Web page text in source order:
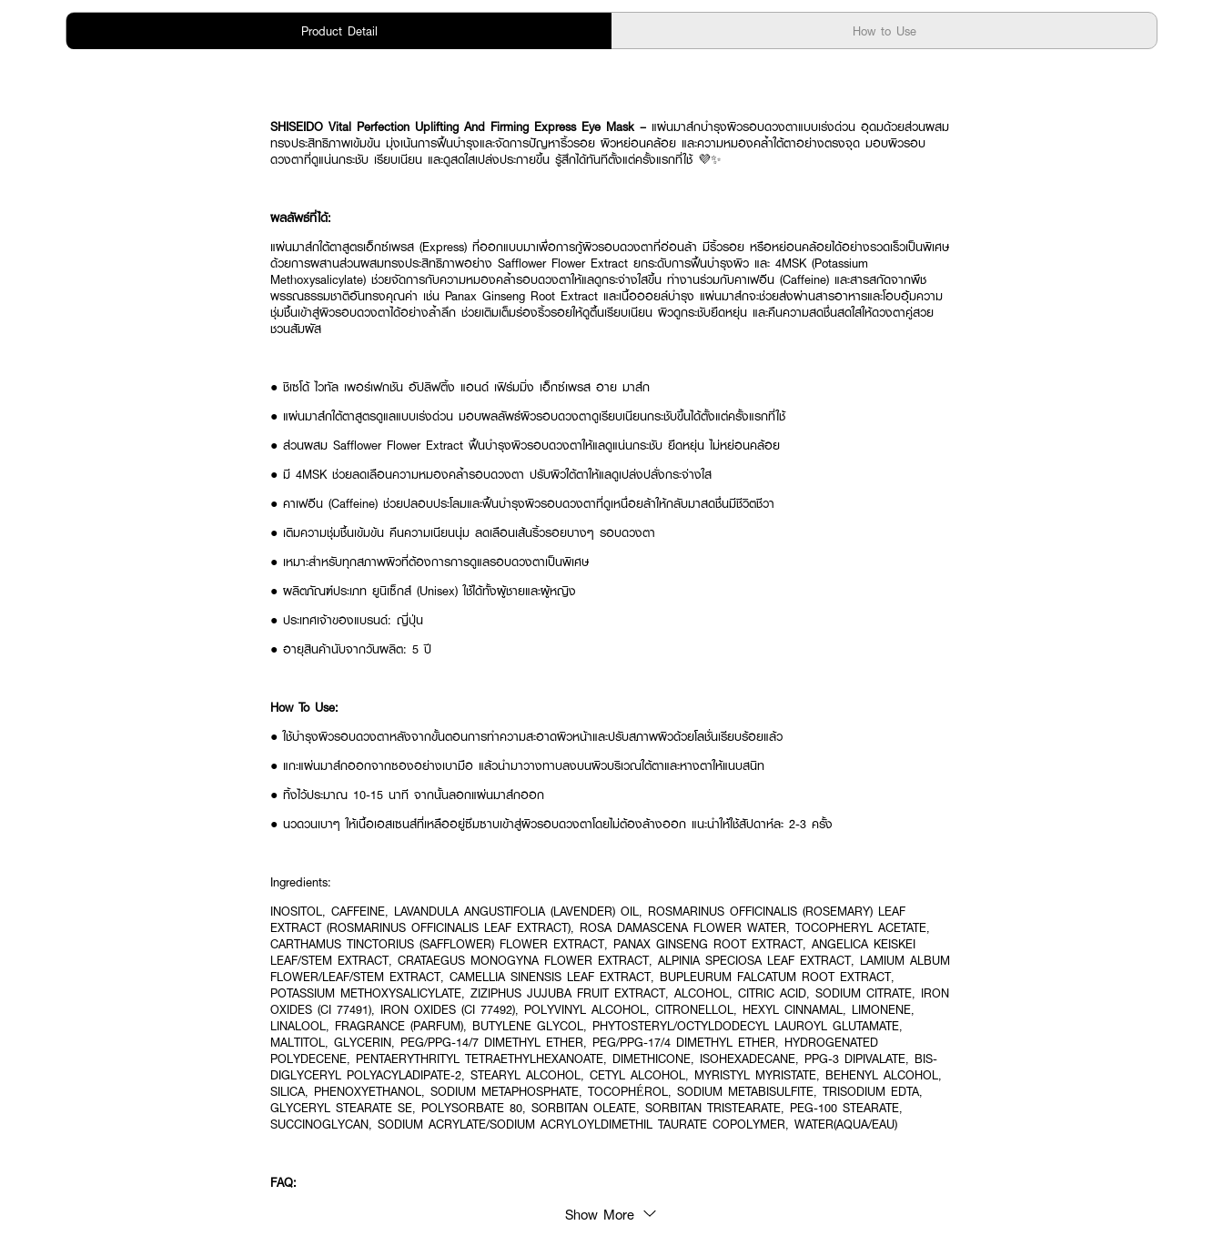
Product Detail How to Use
SHISEIDO Vital Perfection Uplifting And Firming Express Eye Mask – แผ่นมาส์กบำรุงผิวรอบดวงตาแบบเร่งด่วน อุดมด้วยส่วนผสม
ทรงประสิทธิภาพเข้มข้น มุ่งเน้นการฟื้นบำรุงและจัดการปัญหาริ้วรอย ผิวหย่อนคล้อย และความหมองคล้ำใต้ตาอย่างตรงจุด มอบผิวรอบ
ดวงตาที่ดูแน่นกระชับ เรียบเนียน และดูสดใสเปล่งประกายขึ้น รู้สึกได้ทันทีตั้งแต่ครั้งแรกที่ใช้ 💜✨
ผลลัพธ์ที่ได้:
แผ่นมาส์กใต้ตาสูตรเอ็กซ์เพรส (Express) ที่ออกแบบมาเพื่อการกู้ผิวรอบดวงตาที่อ่อนล้า มีริ้วรอย หรือหย่อนคล้อยได้อย่างรวดเร็วเป็นพิเศษ
ด้วยการผสานส่วนผสมทรงประสิทธิภาพอย่าง Safflower Flower Extract ยกระดับการฟื้นบำรุงผิว และ 4MSK (Potassium
Methoxysalicylate) ช่วยจัดการกับความหมองคล้ำรอบดวงตาให้แลดูกระจ่างใสขึ้น ทำงานร่วมกับคาเฟอีน (Caffeine) และสารสกัดจากพืช
พรรณธรรมชาติอันทรงคุณค่า เช่น Panax Ginseng Root Extract และเนื้อออยล์บำรุง แผ่นมาส์กจะช่วยส่งผ่านสารอาหารและโอบอุ้มความ
ชุ่มชื้นเข้าสู่ผิวรอบดวงตาได้อย่างล้ำลึก ช่วยเติมเต็มร่องริ้วรอยให้ดูตื้นเรียบเนียน ผิวดูกระชับยืดหยุ่น และคืนความสดชื่นสดใสให้ดวงตาคู่สวย
ชวนสัมผัส
● ชิเซโด้ ไวทัล เพอร์เฟกชัน อัปลิฟติ้ง แอนด์ เฟิร์มมิ่ง เอ็กซ์เพรส อาย มาส์ก
● แผ่นมาส์กใต้ตาสูตรดูแลแบบเร่งด่วน มอบผลลัพธ์ผิวรอบดวงตาดูเรียบเนียนกระชับขึ้นได้ตั้งแต่ครั้งแรกที่ใช้
● ส่วนผสม Safflower Flower Extract ฟื้นบำรุงผิวรอบดวงตาให้แลดูแน่นกระชับ ยืดหยุ่น ไม่หย่อนคล้อย
● มี 4MSK ช่วยลดเลือนความหมองคล้ำรอบดวงตา ปรับผิวใต้ตาให้แลดูเปล่งปลั่งกระจ่างใส
● คาเฟอีน (Caffeine) ช่วยปลอบประโลมและฟื้นบำรุงผิวรอบดวงตาที่ดูเหนื่อยล้าให้กลับมาสดชื่นมีชีวิตชีวา
● เติมความชุ่มชื้นเข้มข้น คืนความเนียนนุ่ม ลดเลือนเส้นริ้วรอยบางๆ รอบดวงตา
● เหมาะสำหรับทุกสภาพผิวที่ต้องการการดูแลรอบดวงตาเป็นพิเศษ
● ผลิตภัณฑ์ประเภท ยูนิเซ็กส์ (Unisex) ใช้ได้ทั้งผู้ชายและผู้หญิง
● ประเทศเจ้าของแบรนด์: ญี่ปุ่น
● อายุสินค้านับจากวันผลิต: 5 ปี
How To Use:
● ใช้บำรุงผิวรอบดวงตาหลังจากขั้นตอนการทำความสะอาดผิวหน้าและปรับสภาพผิวด้วยโลชั่นเรียบร้อยแล้ว
● แกะแผ่นมาส์กออกจากซองอย่างเบามือ แล้วนำมาวางทาบลงบนผิวบริเวณใต้ตาและหางตาให้แนบสนิท
● ทิ้งไว้ประมาณ 10-15 นาที จากนั้นลอกแผ่นมาส์กออก
● นวดวนเบาๆ ให้เนื้อเอสเซนส์ที่เหลืออยู่ซึมซาบเข้าสู่ผิวรอบดวงตาโดยไม่ต้องล้างออก แนะนำให้ใช้สัปดาห์ละ 2-3 ครั้ง
Ingredients:
INOSITOL, CAFFEINE, LAVANDULA ANGUSTIFOLIA (LAVENDER) OIL, ROSMARINUS OFFICINALIS (ROSEMARY) LEAF
EXTRACT (ROSMARINUS OFFICINALIS LEAF EXTRACT), ROSA DAMASCENA FLOWER WATER, TOCOPHERYL ACETATE,
CARTHAMUS TINCTORIUS (SAFFLOWER) FLOWER EXTRACT, PANAX GINSENG ROOT EXTRACT, ANGELICA KEISKEI
LEAF/STEM EXTRACT, CRATAEGUS MONOGYNA FLOWER EXTRACT, ALPINIA SPECIOSA LEAF EXTRACT, LAMIUM ALBUM
FLOWER/LEAF/STEM EXTRACT, CAMELLIA SINENSIS LEAF EXTRACT, BUPLEURUM FALCATUM ROOT EXTRACT,
POTASSIUM METHOXYSALICYLATE, ZIZIPHUS JUJUBA FRUIT EXTRACT, ALCOHOL, CITRIC ACID, SODIUM CITRATE, IRON
OXIDES (CI 77491), IRON OXIDES (CI 77492), POLYVINYL ALCOHOL, CITRONELLOL, HEXYL CINNAMAL, LIMONENE,
LINALOOL, FRAGRANCE (PARFUM), BUTYLENE GLYCOL, PHYTOSTERYL/OCTYLDODECYL LAUROYL GLUTAMATE,
MALTITOL, GLYCERIN, PEG/PPG-14/7 DIMETHYL ETHER, PEG/PPG-17/4 DIMETHYL ETHER, HYDROGENATED
POLYDECENE, PENTAERYTHRITYL TETRAETHYLHEXANOATE, DIMETHICONE, ISOHEXADECANE, PPG-3 DIPIVALATE, BIS-
DIGLYCERYL POLYACYLADIPATE-2, STEARYL ALCOHOL, CETYL ALCOHOL, MYRISTYL MYRISTATE, BEHENYL ALCOHOL,
SILICA, PHENOXYETHANOL, SODIUM METAPHOSPHATE, TOCOPHÉROL, SODIUM METABISULFITE, TRISODIUM EDTA,
GLYCERYL STEARATE SE, POLYSORBATE 80, SORBITAN OLEATE, SORBITAN TRISTEARATE, PEG-100 STEARATE,
SUCCINOGLYCAN, SODIUM ACRYLATE/SODIUM ACRYLOYLDIMETHIL TAURATE COPOLYMER, WATER(AQUA/EAU)
FAQ:
● แผ่นมาส์กใต้ตาตัวนี้สามารถช่วยเรื่องรอยคล้ำใต้ตาจากการนอนดึกหรือแพ้อากาศได้ไหมคะ?
Show More